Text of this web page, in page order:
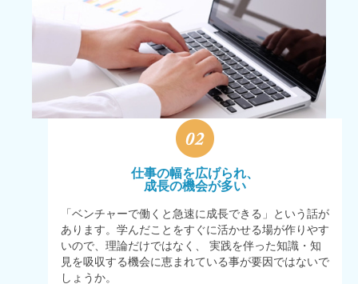
仕事の幅を広げられ、
成長の機会が多い
「ベンチャーで働くと急速に成長できる」という話が
あります。学んだことをすぐに活かせる場が作りやす
いので、理論だけではなく、 実践を伴った知識・知
見を吸収する機会に恵まれている事が要因ではないで
しょうか。